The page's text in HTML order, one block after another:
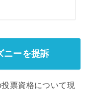
ニーを提訴
票資格について現